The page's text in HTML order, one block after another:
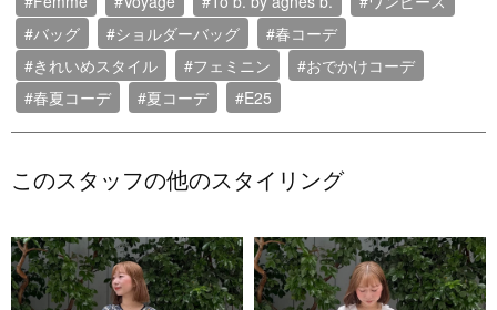
#バッグ
#ショルダーバッグ
#春コーデ
#きれいめスタイル
#フェミニン
#おでかけコーデ
#春夏コーデ
#夏コーデ #E25
このスタッフの他のスタイリング